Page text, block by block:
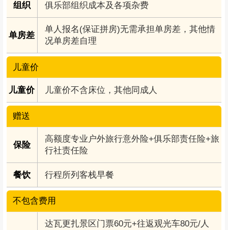
组织 俱乐部组织成本及各项杂费
单房差
单人报名(保证拼房)无需承担单房差，其他情
况单房差自理
儿童价
儿童价 儿童价不含床位，其他同成人
赠送
保险
高额度专业户外旅行意外险+俱乐部责任险+旅
行社责任险
餐饮 行程所列客栈早餐
不包含费用
达瓦更扎景区门票60元+往返观光车80元/人